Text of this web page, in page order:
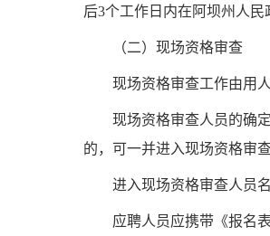
后3个工作日内在 阿坝州人民
（二） 现场资格审查
现场资格审查工作由用
现场资格审查人员的确
的，可一并进入现场资格审
进入现场资格审查人员
应聘人员应携带《报名表